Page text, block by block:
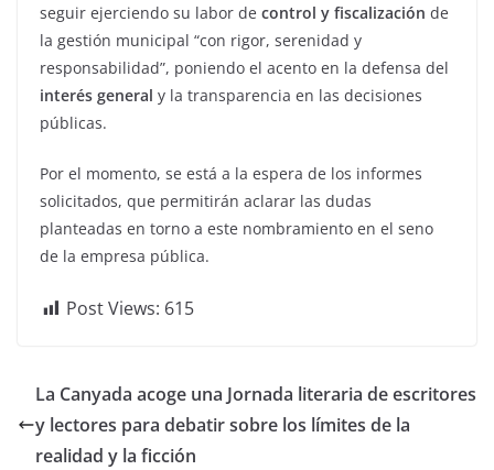
seguir ejerciendo su labor de control y fiscalización de
la gestión municipal “con rigor, serenidad y
responsabilidad”, poniendo el acento en la defensa del
interés general y la transparencia en las decisiones
públicas.
Por el momento, se está a la espera de los informes
solicitados, que permitirán aclarar las dudas
planteadas en torno a este nombramiento en el seno
de la empresa pública.
Post Views: 615
La Canyada acoge una Jornada literaria de escritores
y lectores para debatir sobre los límites de la
realidad y la ficción